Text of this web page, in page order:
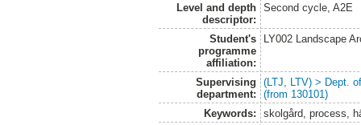
Level and depth
descriptor:
Second cycle, A2E
Student's
programme
affiliation:
LY002 Landscape
Supervising
department:
(LTJ, LTV) > Dept.
(from 130101)
Keywords:
skolgård, process,